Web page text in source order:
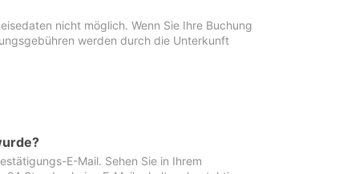
nicht möglich. Wenn Sie Ihre Buchung
werden durch die Unterkunft
E-Mail. Sehen Sie in Ihrem